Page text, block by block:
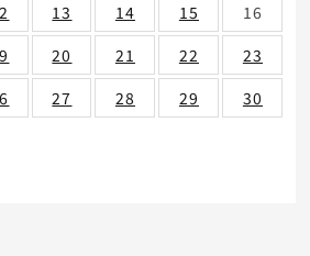
13 14 15
16
20 21 22
23
27 28 29
30